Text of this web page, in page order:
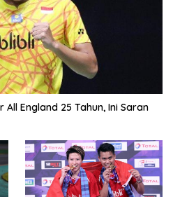
All England 25 Tahun, Ini Saran